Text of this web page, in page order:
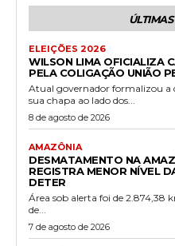
ELEIÇÕES 2026
WILSON LIMA OFICIALIZA
PELA COLIGAÇÃO UNIÃO
Atual governador formalizou a
sua chapa ao lado dos...
8 de agosto de 2026
AMAZÔNIA
DESMATAMENTO NA
REGISTRA MENOR NÍVEL
DETER
Área sob alerta foi de 2.874,38
de...
7 de agosto de 2026